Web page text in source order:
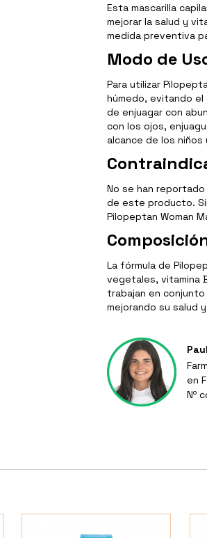
Esta mascarilla
mejorar la salud y
medida preventiva
Modo de
Para utilizar
húmedo, evitando
de enjuagar con
con los ojos,
alcance de los
No se han
de este producto.
Pilopeptan Woman
La fórmula de
vegetales, vitamina
trabajan en
mejorando su salud
en
Nº